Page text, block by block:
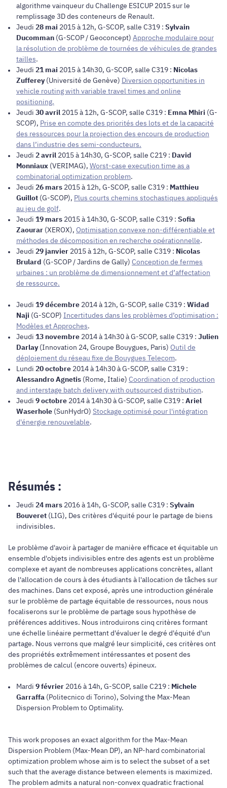
algorithme vainqueur du Challenge ESICUP 2015 sur le
remplissage 3D des conteneurs de Renault.
Jeudi 28 mai 2015 à 12h, G-SCOP, salle C319 : Sylvain
Ducomman (G-SCOP / Geoconcept) Approche modulaire pour
la résolution de problème de tournées de véhicules de grandes
tailles.
Jeudi 21 mai 2015 à 14h30, G-SCOP, salle C319 : Nicolas
Zufferey(Université de Genève) Diversion opportunities in
vehicle routing with variable travel times and online
positioning.
Jeudi 30 avril 2015 à 12h, G-SCOP, salle C319 : Emna Mhiri (G-
SCOP), Prise en compte des priorités des lots et de la capacité
des ressources pour la projection des encours de production
dans l’industrie des semi-conducteurs.
Jeudi 2 avril 2015 à 14h30, G-SCOP, salle C219 : David
Monniaux (VERIMAG), Worst-case execution time as a
combinatorial optimization problem.
Jeudi 26 mars 2015 à 12h, G-SCOP, salle C319 : Matthieu
Guillot (G-SCOP), Plus courts chemins stochastiques appliqués
au jeu de golf.
Jeudi 19 mars 2015 à 14h30, G-SCOP, salle C319 : Sofia
Zaourar (XEROX), Optimisation convexe non-différentiable et
méthodes de décomposition en recherche opérationnelle.
Jeudi 29 janvier 2015 à 12h, G-SCOP, salle C319 : Nicolas
Brulard (G-SCOP / Jardins de Gally) Conception de fermes
urbaines : un problème de dimensionnement et d’affectation
de ressource.
Jeudi 19 décembre 2014 à 12h, G-SCOP, salle C319 : Widad
Naji (G-SCOP) Incertitudes dans les problèmes d’optimisation :
Modèles et Approches.
Jeudi 13 novembre 2014 à 14h30 à G-SCOP, salle C319 : Julien
Darlay(Innovation 24, Groupe Bouygues, Paris) Outil de
déploiement du réseau fixe de Bouygues Telecom.
Lundi 20 octobre 2014 à 14h30 à G-SCOP, salle C319 :
Alessandro Agnetis (Rome, Italie) Coordination of production
and interstage batch delivery with outsourced distribution.
Jeudi 9 octobre 2014 à 14h30 à G-SCOP, salle C319 : Ariel
Waserhole (SunHydrO) Stockage optimisé pour l'intégration
d'énergie renouvelable.
Résumés :
Jeudi 24 mars 2016 à 14h, G-SCOP, salle C319 : Sylvain
Bouveret (LIG), Des critères d'équité pour le partage de biens
indivisibles.
Le problème d'avoir à partager de manière efficace et équitable un
ensemble d'objets indivisibles entre des agents est un problème
complexe et ayant de nombreuses applications concrètes, allant
de l'allocation de cours à des étudiants à l'allocation de tâches sur
des machines. Dans cet exposé, après une introduction générale
sur le problème de partage équitable de ressources, nous nous
focaliserons sur le problème de partage sous hypothèse de
préférences additives. Nous introduirons cinq critères formant
une échelle linéaire permettant d'évaluer le degré d'équité d'un
partage. Nous verrons que malgré leur simplicité, ces critères ont
des propriétés extrêmement intéressantes et posent des
problèmes de calcul (encore ouverts) épineux.
Mardi 9 février 2016 à 14h, G-SCOP, salle C219 : Michele
Garraffa (Politecnico di Torino), Solving the Max-Mean
Dispersion Problem to Optimality.
This work proposes an exact algorithm for the Max-Mean
Dispersion Problem (Max-Mean DP), an NP-hard combinatorial
optimization problem whose aim is to select the subset of a set
such that the average distance between elements is maximized.
The problem admits a natural non-convex quadratic fractional